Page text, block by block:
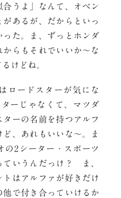
うよ」なんて、オベン
あるが、だからといっ
った。ま、ずっとホンダ
からもそれでいいか～な
けどね。
ロードスターが気にな
ーじゃなくて、マツダ
ーの名前を持つアルフ
、あれもいいな～。ま
の2シーター・スポーツ
ていうんだっけ？ ま、
トはアルファが好きだけ
他で付き合っていけるか